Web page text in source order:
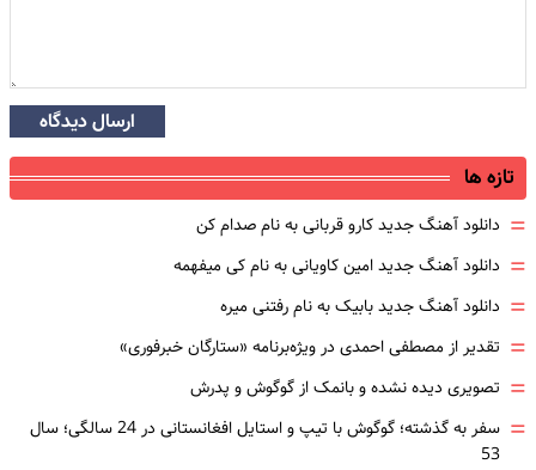
ارسال دیدگاه
تازه ها
= دانلود آهنگ جدید کارو قربانی به نام صدام کن
= دانلود آهنگ جدید امین کاویانی به نام کی میفهمه
= دانلود آهنگ جدید بابیک به نام رفتنی میره
= تقدیر از مصطفی احمدی در ویژه‌برنامه «ستارگان خبرفوری»
= تصویری دیده نشده و بانمک از گوگوش و پدرش
=
سفر به گذشته؛ گوگوش با تیپ و استایل افغانستانی در 24 سالگی؛ سال
53